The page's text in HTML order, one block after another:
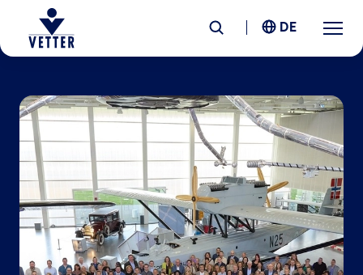
Unternehmen
Verantwortung
Services
Standorte
DE